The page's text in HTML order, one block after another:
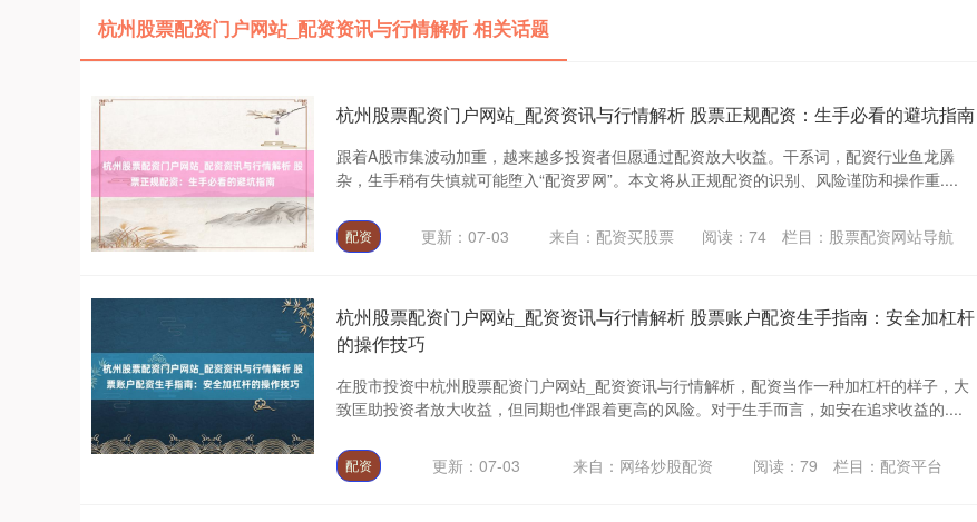
杭州股票配资门户网站_配资资讯与行情解析 相关话题
杭州股票配资门户网站_配资资讯与行情解析 股票正规配资：生手必看的避坑指南
跟着A股市集波动加重，越来越多投资者但愿通过配资放大收益。干系词，配资行业鱼龙羼
杂，生手稍有失慎就可能堕入“配资罗网”。本文将从正规配资的识别、风险谨防和操作重....
配资 更新：07-03 来自：配资买股票 阅读：74 栏目： 股票配资网站导航
杭州股票配资门户网站_配资资讯与行情解析 股票账户配资生手指南：安全加杠杆
的操作技巧
在股市投资中杭州股票配资门户网站_配资资讯与行情解析，配资当作一种加杠杆的样子，大
致匡助投资者放大收益，但同期也伴跟着更高的风险。对于生手而言，如安在追求收益的....
配资 更新：07-03 来自：网络炒股配资 阅读： 79 栏目： 配资平台